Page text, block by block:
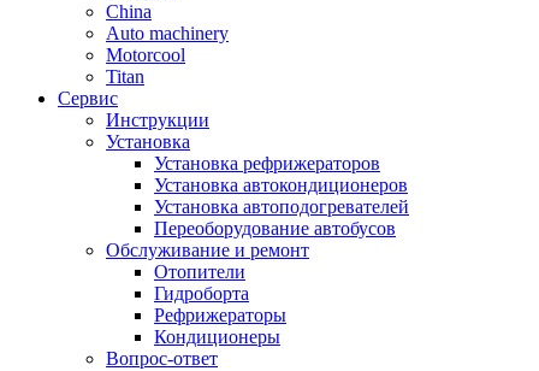
China
Auto machinery
Motorcool
Titan
Сервис
Инструкции
Установка
Установка рефрижераторов
Установка автокондиционеров
Установка автоподогревателей
Переоборудование автобусов
Обслуживание и ремонт
Отопители
Гидроборта
Рефрижераторы
Кондиционеры
Вопрос-ответ